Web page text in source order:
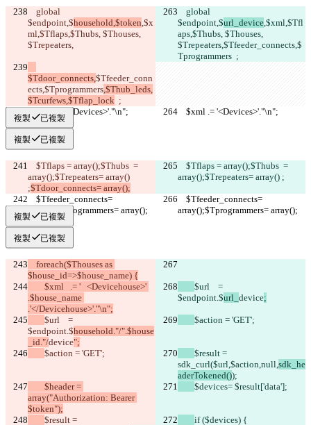
$endpoint,$household,$token,$x
ml,$Tflaps,$Thubs, $Thouses,
$Trepeaters,
$endpoint,$url_device,$xml,$Tfl
aps,$Thubs, $Thouses,
$Trepeaters,$Tfeeder_connects,$
Tprogrammers
  ;
$Tdoor_connects,$Tfeeder_conn
ects,$Tprogrammers,$Thub_leds,
$Tcurfews,$Tflap_lock
  ;
    $xml .= '<Devices>'."\n";
    $xml .= '<Devices>'."\n";
複製 已複製
複製 已複製
array();$Trepeaters= array()
;$Tdoor_connects= array();
array();$Trepeaters= array() ;
array();$Tprogrammers= array();
array();$Tprogrammers= array();
複製 已複製
複製 已複製
$house_id=>$house_name) {
.$house_name
.'</Devicehouse>'."\n";
$url    =
$endpoint.$url_ device;
$url    =
$endpoint.$household."/".$house
_id."/device";
$action = 'GET';
$action = 'GET';
$result =
sdk_curl($url,$action,null,sdk_he
aderTokened());
array("Authorization: Bearer
$token");
$devices= $result['data'];
$result =
if ($devices) {